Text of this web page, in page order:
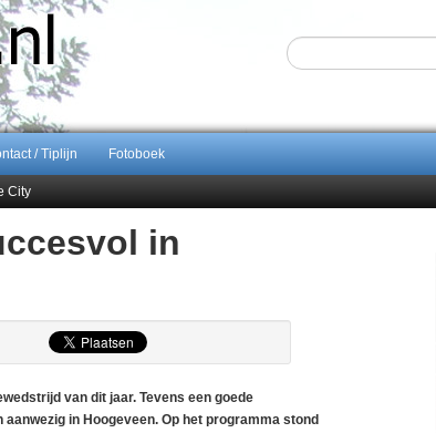
/ Tiplijn Fotoboek
City
terug naar Zuidlaren
in
van dit jaar. Tevens een goede
in Hoogeveen. Op het programma stond